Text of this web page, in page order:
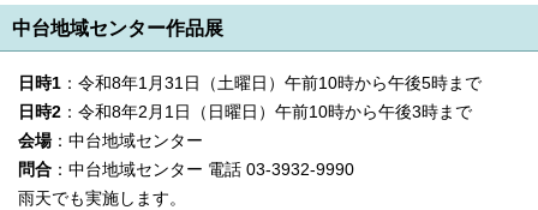
中台地域センター作品展
日時1 ：令和8年1月31日（土曜日）午前10時から午後5時まで
日時2 ：令和8年2月1日（日曜日）午前10時から午後3時まで
会場：中台地域センター
問合 ：中台地域センター 電話 03-3932-9990
雨天でも実施します。